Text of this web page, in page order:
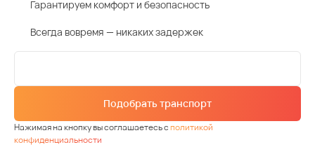
Гарантируем комфорт и безопасность
Всегда вовремя — никаких задержек
Подобрать транспорт
Нажимая на кнопку вы соглашаетесь сполитикой
конфиденциальности